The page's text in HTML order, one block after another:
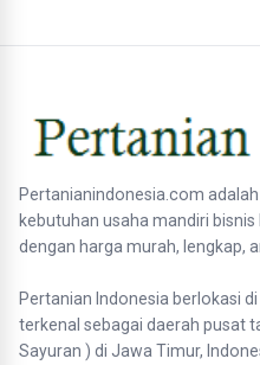
Pertanianindonesia.com
kebutuhan usaha mandiri
dengan harga murah, lengkap,
Pertanian Indonesia berlokasi
terkenal sebagai daerah pusat
Sayuran ) di Jawa Timur,